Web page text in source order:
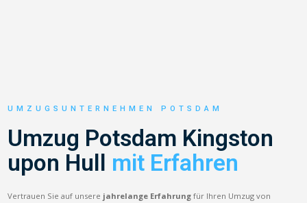
UMZUGSUNTERNEHMEN POTSDAM
Umzug Potsdam Kingston
upon Hull mit Erfahren
Vertrauen Sie auf unsere jahrelange Erfahrung für Ihren Umzug von